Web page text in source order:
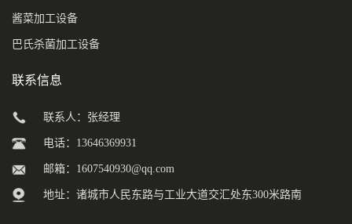
酱菜加工设备
巴氏杀菌加工设备
联系信息
联系人：张经理
电话：13646369931
邮箱： 1607540930@qq.com
地址：诸城市人民东路与工业大道交汇处东300米路南